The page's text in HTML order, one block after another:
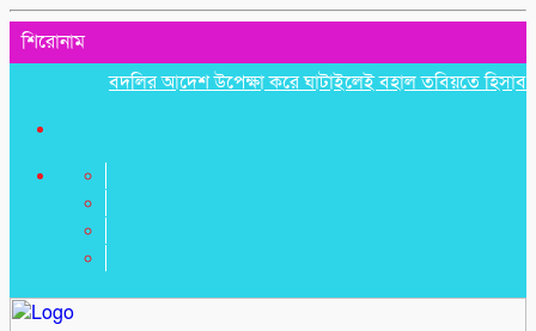
শিরোনাম
বদলির আদেশ উপেক্ষা করে ঘাটাইলেই বহাল তবিয়তে হিসাব